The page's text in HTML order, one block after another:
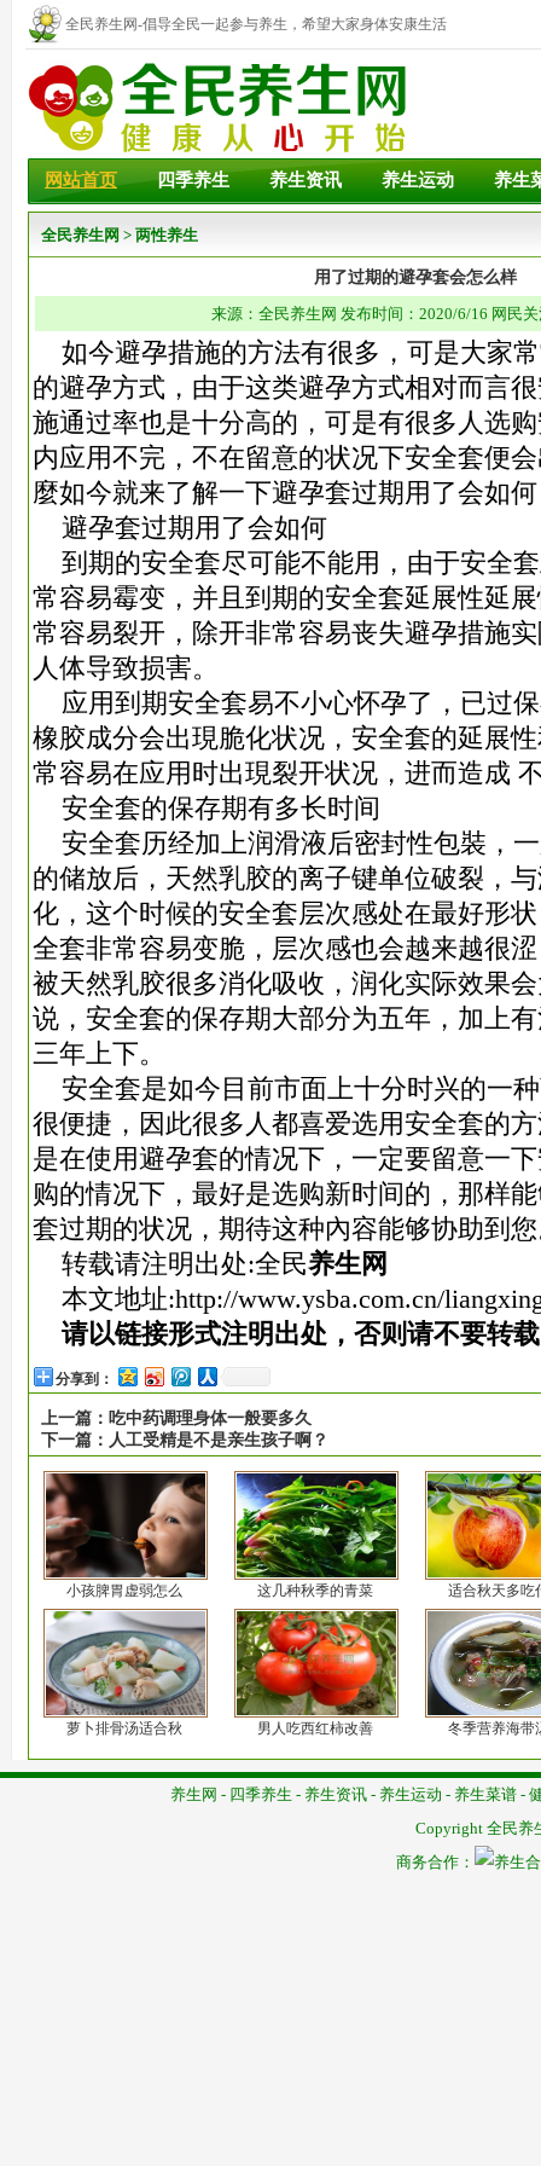
全民养生网-倡导全民一起参与养生，希望大家身体安康生活
幸福！
网站首页 四季养生 养生资讯 养生运动 养生
全民养生网 > 两性养生
用了过期的避孕套会怎么样
来源：全民养生网 发布时间：2020/6/16 网民
如今避孕措施的方法有很多，可是大家
的避孕方式，由于这类避孕方式相对而言
施通过率也是十分高的，可是有很多人选
内应用不完，不在留意的状况下安全套便
麼如今就来了解一下避孕套过期用了会如
避孕套过期用了会如何
到期的安全套尽可能不能用，由于安全
常容易霉变，并且到期的安全套延展性延
常容易裂开，除开非常容易丧失避孕措施
人体导致损害。
应用到期安全套易不小心怀孕了，已过
橡胶成分会出現脆化状况，安全套的延展
常容易在应用时出現裂开状况，进而造成
安全套的保存期有多长时间
安全套历经加上润滑液后密封性包裝，
的储放后，天然乳胶的离子键单位破裂，
化，这个时候的安全套层次感处在最好形
全套非常容易变脆，层次感也会越来越很
被天然乳胶很多消化吸收，润化实际效果
说，安全套的保存期大部分为五年，加上
三年上下。
安全套是如今目前市面上十分时兴的一
很便捷，因此很多人都喜爱选用安全套的
是在使用避孕套的情况下，一定要留意一
购的情况下，最好是选购新时间的，那样
套过期的状况，期待这种內容能够协助到
转载请注明出处:全民养生网
本文地址:http://www.ysba.com.cn/
请以链接形式注明出处，否则请不要转
分享到：
上一篇： 吃中药调理身体一般要多久
下一篇： 人工受精是不是亲生孩子啊？
小孩脾胃虚弱怎么 这几种秋季的青菜 适合秋天多吃
萝卜排骨汤适合秋 男人吃西红柿改善 冬季营养海带
养生网 - 四季养生 - 养生资讯 - 养生运动 - 养生菜谱 -
Copyright 全民养
商务合作：